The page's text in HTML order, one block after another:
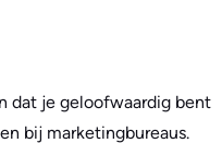
dat je geloofwaardig bent
bij marketingbureaus.